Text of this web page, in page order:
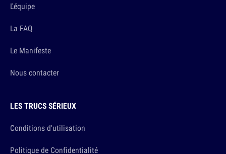
L'équipe
La FAQ
Le Manifeste
Nous contacter
LES TRUCS SÉRIEUX
Conditions d'utilisation
Politique de Confidentialité